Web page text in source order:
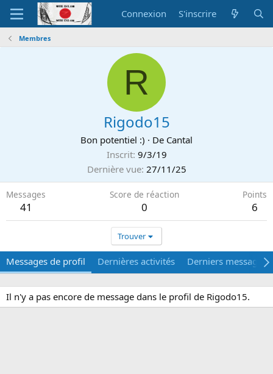
Connexion S'inscrire
Membres
R
Rigodo15
Bon potentiel :) · De Cantal
Inscrit 9/3/19
Dernière vue 27/11/25
Messages
41
Score de réaction
0
Points
6
Trouver
Messages de profil Dernières activités Derniers messages
Il n'y a pas encore de message dans le profil de Rigodo15.